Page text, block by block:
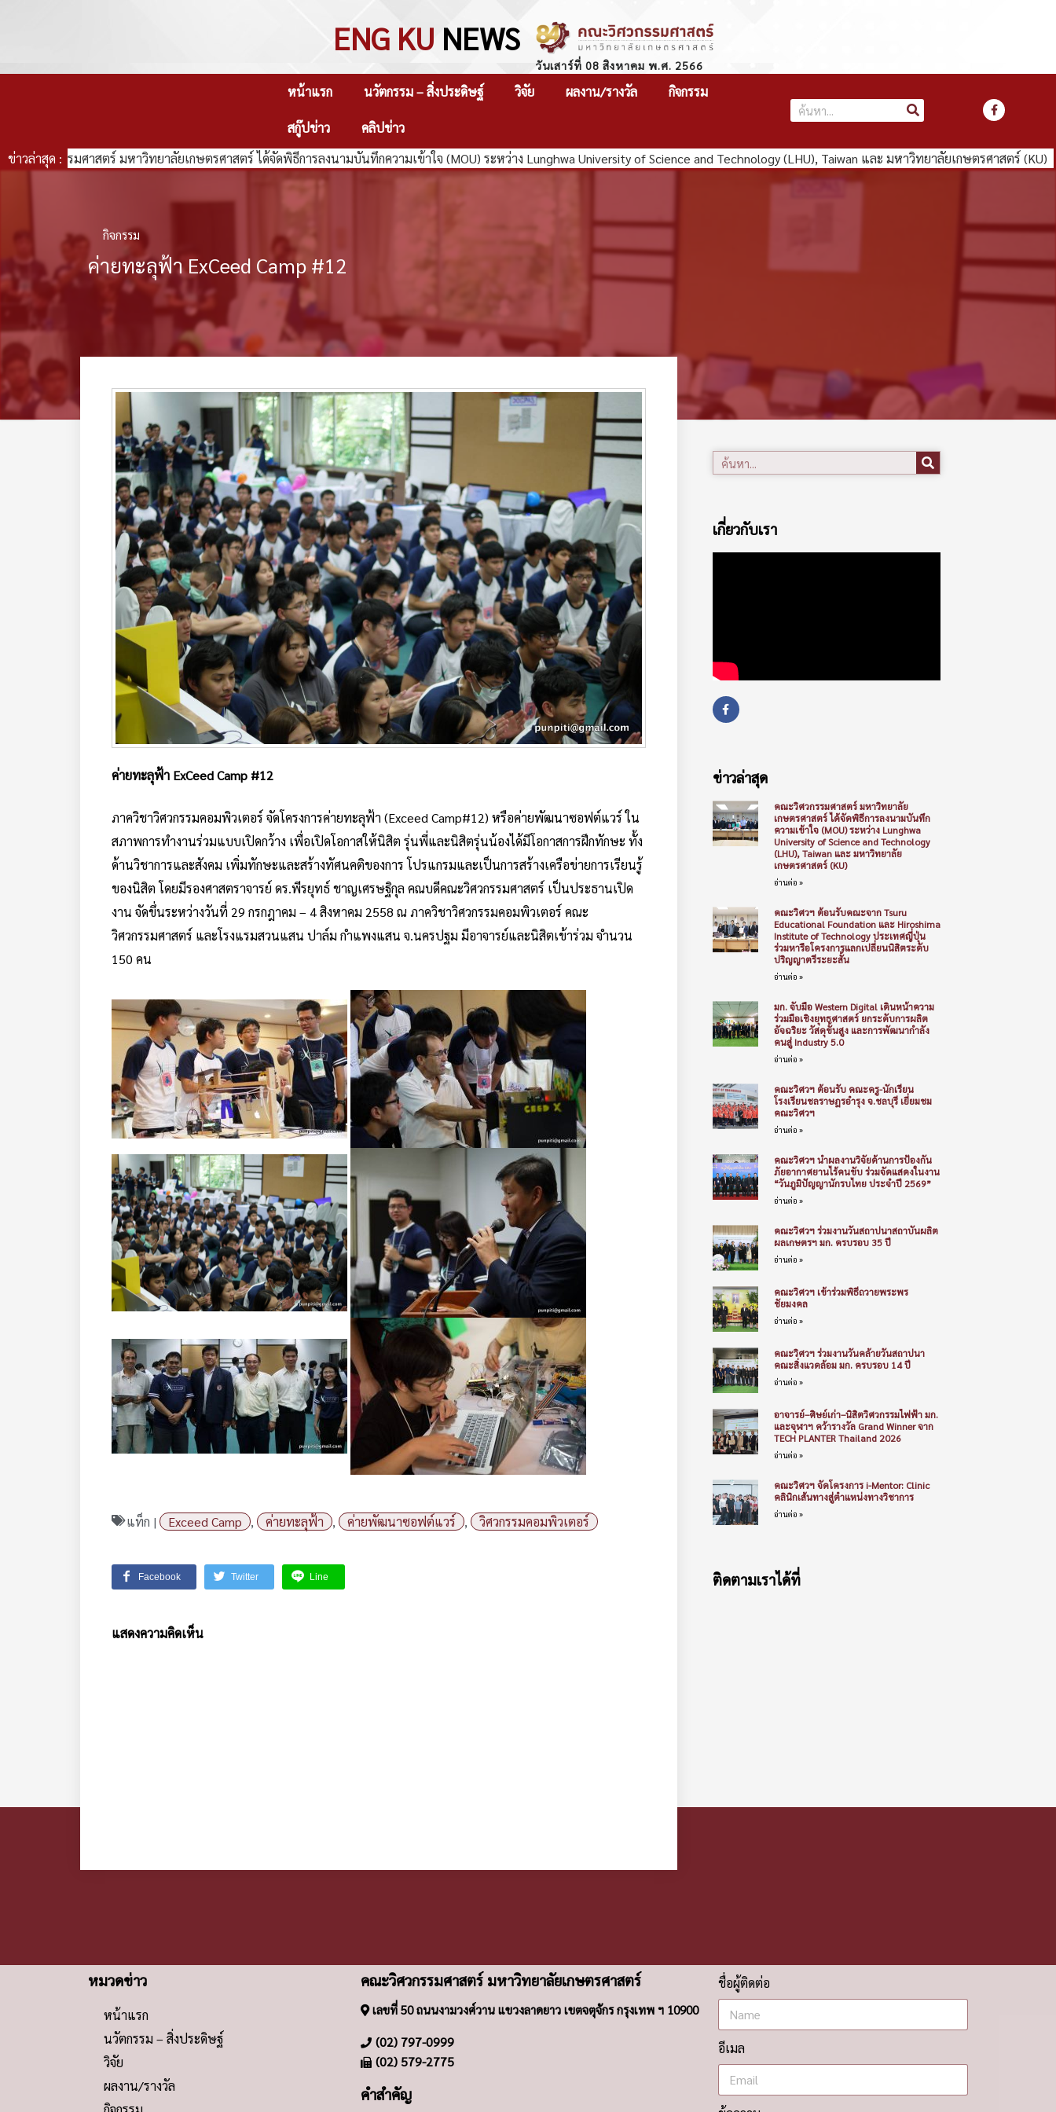
ENG KU NEWS
วันเสาร์ที่ 08 สิงหาคม พ.ศ. 2566
หน้าแรก นวัตกรรม – สิ่งประดิษฐ์ วิจัย ผลงาน/รางวัล กิจกรรม
สกู๊ปข่าว
คลิปข่าว
ข่าวล่าสุด :
ะวิศวกรรมศาสตร์ มหาวิทยาลัยเกษตรศาสตร์ ได้จัดพิธีการลงนามบันทึกความเข้าใจ (MOU) ระหว่าง Lunghwa University of Science and Technology (LHU), Taiwan และ มหาวิทยาลัยเกษตรศาสตร์ (KU)
กิจกรรม
ค่ายทะลุฟ้า ExCeed Camp #12
ค่ายทะลุฟ้า ExCeed Camp #12
ภาควิชาวิศวกรรมคอมพิวเตอร์ จัดโครงการค่ายทะลุฟ้า (Exceed Camp#12) หรือค่ายพัฒนาซอฟต์แวร์ ใน
สภาพการทำงานร่วมแบบเปิดกว้าง เพื่อเปิดโอกาสให้นิสิต รุ่นพี่และนิสิตรุ่นน้องได้มีโอกาสการฝึกทักษะ ทั้ง
ด้านวิชาการและสังคม เพิ่มทักษะและสร้างทัศนคติของการ โปรแกรมและเป็นการสร้างเครือข่ายการเรียนรู้
ของนิสิต โดยมีรองศาสตราจารย์ ดร.พีรยุทธ์ ชาญเศรษฐิกุล คณบดีคณะวิศวกรรมศาสตร์ เป็นประธานเปิด
งาน จัดขึ่นระหว่างวันที่ 29 กรกฎาคม – 4 สิงหาคม 2558 ณ ภาควิชาวิศวกรรมคอมพิวเตอร์ คณะ
วิศวกรรมศาสตร์ และโรงแรมสวนแสน ปาล์ม กำแพงแสน จ.นครปฐม มีอาจารย์และนิสิตเข้าร่วม จำนวน
150 คน
แท็ก | Exceed Camp , ค่ายทะลุฟ้า , ค่ายพัฒนาซอฟต์แวร์ , วิศวกรรมคอมพิวเตอร์
Facebook Twitter Line
แสดงความคิดเห็น
เกี่ยวกับเรา
ข่าวล่าสุด
คณะวิศวกรรมศาสตร์ มหาวิทยาลัย
เกษตรศาสตร์ ได้จัดพิธีการลงนามบันทึก
ความเข้าใจ (MOU) ระหว่าง Lunghwa
University of Science and Technology
(LHU), Taiwan และ มหาวิทยาลัย
เกษตรศาสตร์ (KU)
อ่านต่อ »
คณะวิศวฯ ต้อนรับคณะจาก Tsuru
Educational Foundation และ Hiroshima
Institute of Technology ประเทศญี่ปุ่น
ร่วมหารือโครงการแลกเปลี่ยนนิสิตระดับ
ปริญญาตรีระยะสั้น
อ่านต่อ »
มก. จับมือ Western Digital เดินหน้าความ
ร่วมมือเชิงยุทธศาสตร์ ยกระดับการผลิต
อัจฉริยะ วัสดุขั้นสูง และการพัฒนากำลัง
คนสู่ Industry 5.0
อ่านต่อ »
คณะวิศวฯ ต้อนรับ คณะครู-นักเรียน
โรงเรียนชลราษฎรอำรุง จ.ชลบุรี เยี่ยมชม
คณะวิศวฯ
อ่านต่อ »
คณะวิศวฯ นำผลงานวิจัยด้านการป้องกัน
ภัยอากาศยานไร้คนขับ ร่วมจัดแสดงในงาน
“วันภูมิปัญญานักรบไทย ประจำปี 2569”
อ่านต่อ »
คณะวิศวฯ ร่วมงานวันสถาปนาสถาบันผลิต
ผลเกษตรฯ มก. ครบรอบ 35 ปี
อ่านต่อ »
คณะวิศวฯ เข้าร่วมพิธีถวายพระพร
ชัยมงคล
อ่านต่อ »
คณะวิศวฯ ร่วมงานวันคล้ายวันสถาปนา
คณะสิ่งแวดล้อม มก. ครบรอบ 14 ปี
อ่านต่อ »
อาจารย์–ศิษย์เก่า–นิสิตวิศวกรรมไฟฟ้า มก.
และจุฬาฯ คว้ารางวัล Grand Winner จาก
TECH PLANTER Thailand 2026
อ่านต่อ »
คณะวิศวฯ จัดโครงการ i-Mentor: Clinic
คลินิกเส้นทางสู่ตำแหน่งทางวิชาการ
อ่านต่อ »
ติดตามเราได้ที่
หมวดข่าว
หน้าแรก
นวัตกรรม – สิ่งประดิษฐ์
วิจัย
ผลงาน/รางวัล
คณะวิศวกรรมศาสตร์ มหาวิทยาลัยเกษตรศาสตร์
เลขที่ 50 ถนนงามวงศ์วาน แขวงลาดยาว เขตจตุจักร กรุงเทพ ฯ 10900
(02) 797-0999
(02) 579-2775
คำสำคัญ
ชื่อผู้ติดต่อ
อีเมล